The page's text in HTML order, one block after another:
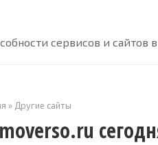
сервисов и сайтов
» Другие сайты